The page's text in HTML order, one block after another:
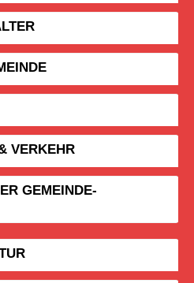
VERKEHR
GEMEINDE­